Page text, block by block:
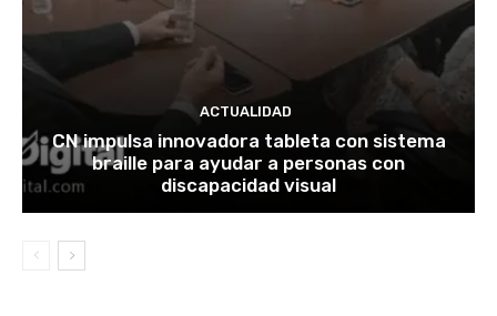
ACTUALIDAD
CN impulsa innovadora tableta con sistema
braille para ayudar a personas con
discapacidad visual